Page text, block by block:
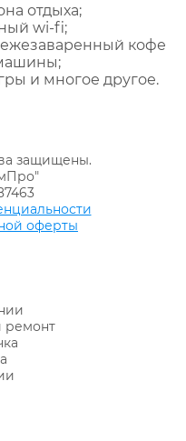
отдыха;
wi-fi;
кофе
и многое другое.
защищены.
оферты
ремонт